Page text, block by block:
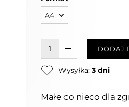
A4
W KOSZYKU :)
DODAJ
Wysyłka:3 dni
Małe co nieco dla